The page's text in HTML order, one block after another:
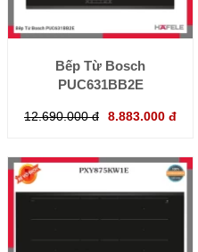
Bếp Từ Bosch
PUC631BB2E
12.690.000 đ 8.883.000 đ